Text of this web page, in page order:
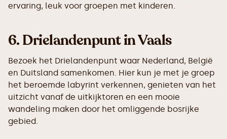
ervaring, leuk voor groepen met kinderen.
6.Drielandenpunt in Vaals
Bezoek het Drielandenpunt waar Nederland, België
en Duitsland samenkomen. Hier kun je met je groep
het beroemde labyrint verkennen, genieten van het
uitzicht vanaf de uitkijktoren en een mooie
wandeling maken door het omliggende bosrijke
gebied.